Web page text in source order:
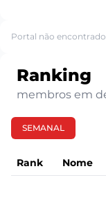
Portal não
Ranking
membros em
SEMANAL
Rank Nome